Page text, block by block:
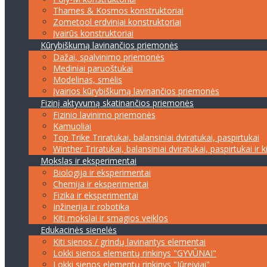
Thames & Kosmos konstruktoriai
Zometool erdviniai konstruktoriai
Įvairūs konstruktoriai
Kūrybiškumą lavinančios priemonės
Dažai, spalvinimo priemonės
Mediniai paruoštukai
Modelinas, smėlis
Įvairios kūrybiškumą lavinančios priemonės
Fizinį aktyvumą skatinančios priemonės
Fizinio lavinimo priemonės
Kamuoliai
Top Trike Triratukai, balansiniai dviratukai, paspirtukai
Winther Triratukai, balansiniai dviratukai, paspirtukai ir
Mokslas ir eksperimentai
Biologija ir eksperimentai
Chemija ir eksperimentai
Fizika ir eksperimentai
Inžinerija ir robotika
Kiti mokslai ir smagios veiklos
Edukacinės sienelės
Kiti sienos / grindų lavinantys elementai
Lokki sienos elementų rinkinys "GYVŪNAI"
Lokki sienos elementų rinkinys "Jūreiviai"